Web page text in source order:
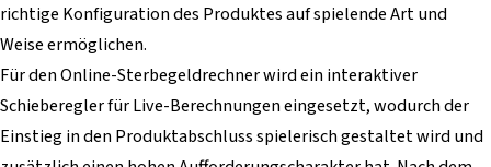
richtige Konfiguration des Produktes auf spielende Art und
Weise ermöglichen.
Für den Online-Sterbegeldrechner wird ein interaktiver
Schieberegler für Live-Berechnungen eingesetzt, wodurch der
Einstieg in den Produktabschluss spielerisch gestaltet wird und